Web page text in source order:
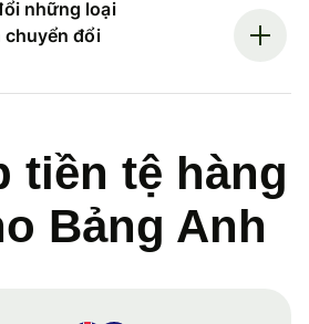
những loại
chuyển đổi
tiền tệ hàng
Bảng Anh